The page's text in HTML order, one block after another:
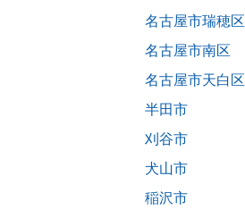
名古屋市瑞穂区
名古屋市南区
名古屋市天白区
半田市
刈谷市
犬山市
稲沢市